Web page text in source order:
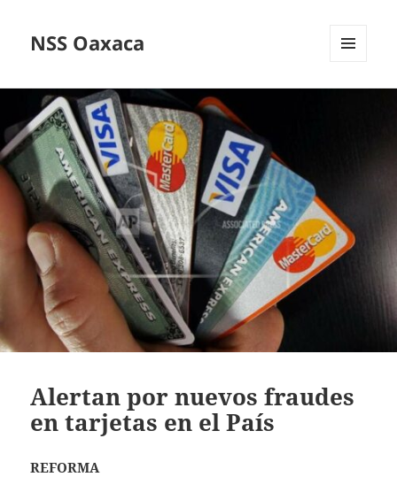
NSS Oaxaca
Alertan por nuevos fraudes
en tarjetas en el País
REFORMA